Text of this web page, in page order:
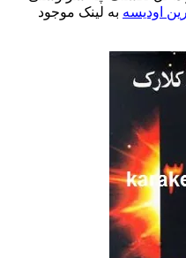
به لینک موجود